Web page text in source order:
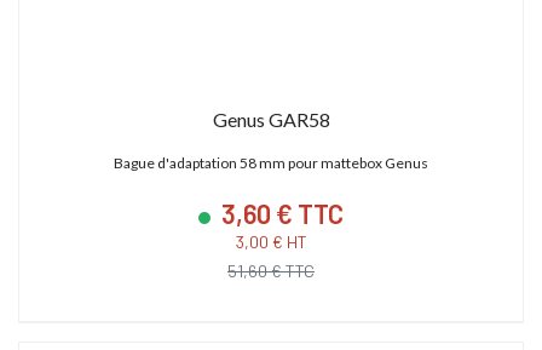
Genus GAR58
Bague d'adaptation 58 mm pour mattebox Genus
3,60 € TTC
3,00 € HT
51,60 € TTC